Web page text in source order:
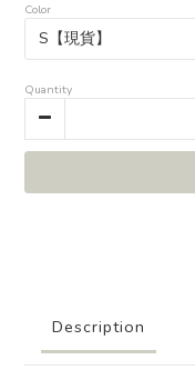
Color
Quantity
Description